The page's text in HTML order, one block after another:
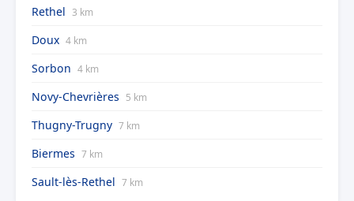
Rethel 3 km
Doux 4 km
Sorbon 4 km
Novy-Chevrières 5 km
Thugny-Trugny 7 km
Biermes 7 km
Sault-lès-Rethel 7 km